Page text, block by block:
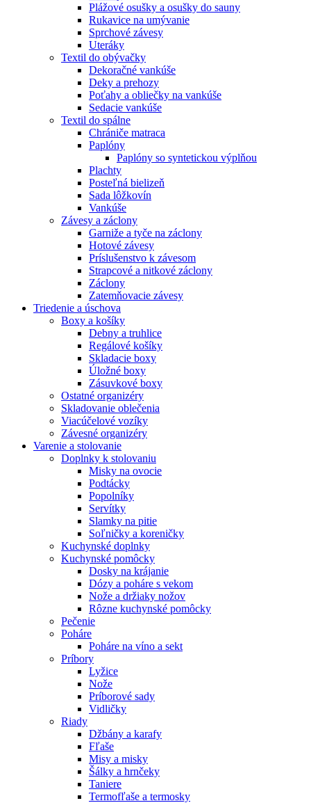
Plážové osušky a osušky do sauny
Rukavice na umývanie
Sprchové závesy
Uteráky
Textil do obývačky
Dekoračné vankúše
Deky a prehozy
Poťahy a obliečky na vankúše
Sedacie vankúše
Textil do spálne
Chrániče matraca
Paplóny
Paplóny so syntetickou výplňou
Plachty
Posteľná bielizeň
Sada lôžkovín
Vankúše
Závesy a záclony
Garniže a tyče na záclony
Hotové závesy
Príslušenstvo k závesom
Strapcové a nitkové záclony
Záclony
Zatemňovacie závesy
Triedenie a úschova
Boxy a košíky
Debny a truhlice
Regálové košíky
Skladacie boxy
Úložné boxy
Zásuvkové boxy
Ostatné organizéry
Skladovanie oblečenia
Viacúčelové vozíky
Závesné organizéry
Varenie a stolovanie
Doplnky k stolovaniu
Misky na ovocie
Podtácky
Popolníky
Servítky
Slamky na pitie
Soľničky a koreničky
Kuchynské doplnky
Kuchynské pomôcky
Dosky na krájanie
Dózy a poháre s vekom
Nože a držiaky nožov
Rôzne kuchynské pomôcky
Pečenie
Poháre
Poháre na víno a sekt
Príbory
Lyžice
Nože
Príborové sady
Vidličky
Riady
Džbány a karafy
Fľaše
Misy a misky
Šálky a hrnčeky
Taniere
Termofľaše a termosky